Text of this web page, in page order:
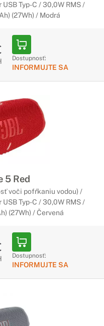
Typ-C / 30,0W RMS /
(27Wh) / Modrá
Dostupnosť:
INFORMUJTE SA
5 Red
voči pofŕkaniu vodou) /
Typ-C / 30,0W RMS /
(27Wh) / Červená
Dostupnosť:
INFORMUJTE SA